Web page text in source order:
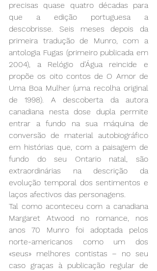
precisas quase quatro décadas para
que a edição portuguesa a
descobrisse. Seis meses depois da
primeira tradução de Munro, com a
antologia Fugas (primeiro publicada em
2004), a Relógio d’Água reincide e
propõe os oito contos de O Amor de
Uma Boa Mulher (uma recolha original
de 1998). A descoberta da autora
canadiana nesta dose dupla permite
entrar a fundo na sua máquina de
conversão de material autobiográfico
em histórias que, com a paisagem de
fundo do seu Ontario natal, são
extraordinárias na descrição da
evolução temporal dos sentimentos e
laços afectivos das personagens.
Tal como aconteceu com a canadiana
Margaret Atwood no romance, nos
anos 70 Munro foi adoptada pelos
norte-americanos como um dos
«seus» melhores contistas – no seu
caso graças à publicação regular de